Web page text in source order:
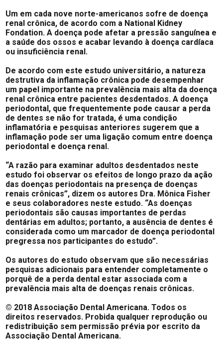
Um em cada nove norte-americanos sofre de doença
renal crônica, de acordo com a National Kidney
Fondation. A doença pode afetar a pressão sanguínea e
a saúde dos ossos e acabar levando à doença cardíaca
ou insuficiência renal.
De acordo com este estudo universitário, a natureza
destrutiva da inflamação crônica pode desempenhar
um papel importante na prevalência mais alta da doença
renal crônica entre pacientes desdentados. A doença
periodontal, que frequentemente pode causar a perda
de dentes se não for tratada, é uma condição
inflamatória e pesquisas anteriores sugerem que a
inflamação pode ser uma ligação comum entre doença
periodontal e doença renal.
“A razão para examinar adultos desdentados neste
estudo foi observar os efeitos de longo prazo da ação
das doenças periodontais na presença de doenças
renais crônicas”, dizem os autores Dra. Mônica Fisher
e seus colaboradores neste estudo. “As doenças
periodontais são causas importantes de perdas
dentárias em adultos; portanto, a ausência de dentes é
considerada como um marcador de doença periodontal
pregressa nos participantes do estudo”.
Os autores do estudo observam que são necessárias
pesquisas adicionais para entender completamente o
porquê de a perda dental estar associada com a
prevalência mais alta de doenças renais crônicas.
© 2018 Associação Dental Americana. Todos os
direitos reservados. Probida qualquer reprodução ou
redistribuição sem permissão prévia por escrito da
Associação Dental Americana.